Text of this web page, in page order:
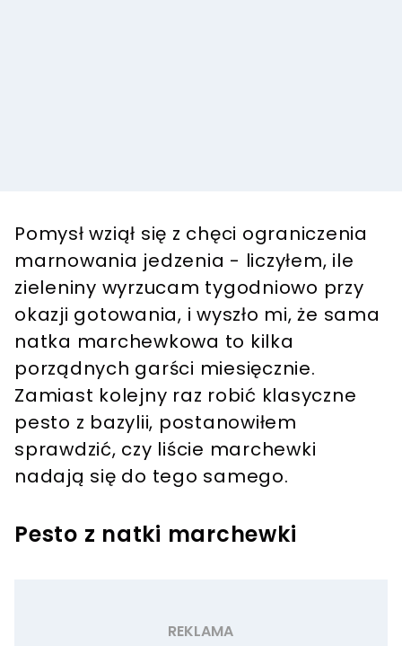
Pomysł wziął się z chęci ograniczenia
marnowania jedzenia - liczyłem, ile
zieleniny wyrzucam tygodniowo przy
okazji gotowania, i wyszło mi, że sama
natka marchewkowa to kilka
porządnych garści miesięcznie.
Zamiast kolejny raz robić klasyczne
pesto z bazylii, postanowiłem
sprawdzić, czy liście marchewki
nadają się do tego samego.
Pesto z natki marchewki